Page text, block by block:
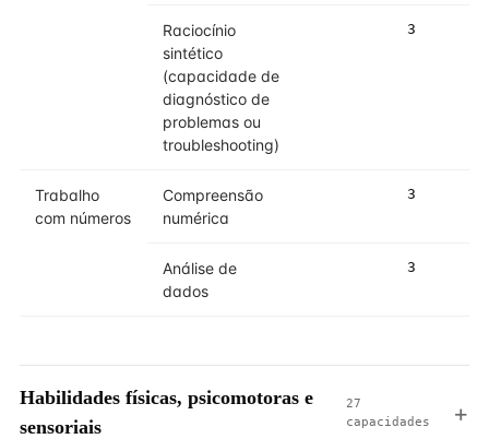
Raciocínio
sintético
(capacidade de
diagnóstico de
problemas ou
troubleshooting)
3
Trabalho
com números
Compreensão
numérica
3
Análise de
dados
3
Habilidades físicas, psicomotoras e
sensoriais
27
capacidades